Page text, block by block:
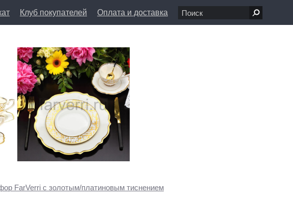
Клуб покупателей Оплата и доставка
Пушкарская ул., д. 1/8 info@farfolle.ru
FarVerri с золотым/платиновым тиснением